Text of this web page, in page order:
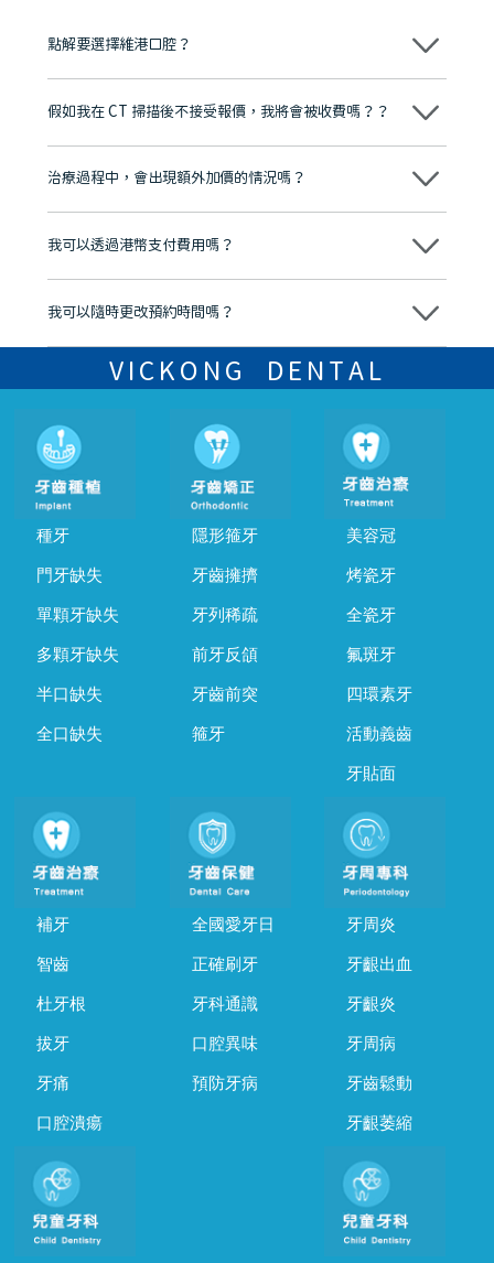
點解要選擇維港口腔？
維港口腔踐行「醫道濟世」的大學校訓，各分院匯聚來自香港、內地的
牌」、「2025香港企業領袖品牌」，是諾貝爾種植系統全球放心植牙中
至今已服務超過三十個國家和地區的顧客，受到粵港澳大灣區及周邊城
市市民極高的口碑評價及信任推薦 珠海、深圳設有八大分院，香港亦設
有咨詢及服務保障中心，有任何問題都可以隨時預約免費咨詢，讓人十
假如我在 CT 掃描後不接受報價，我將會被收費嗎？？
不會！只要未開始實際服務之前，你不會被收取任何費用。
治療過程中，會出現額外加價的情況嗎？
不會，治療前我們會詳細說明治療方案及對應的價錢，顧客同意並簽字
我可以透過港幣支付費用嗎？
可以。維港口腔會按照當日匯率轉算收取費用，而匯率會及時告知客人
我可以隨時更改預約時間嗎？
可以，請盡早通過wechat或whatsapp聯絡我們，告知我們你原本預約
的時間及資料，並且重新預約的日期及時段
VICKONG DENTAL
種牙
門牙缺失
單顆牙缺失
多顆牙缺失
半口缺失
全口缺失
隱形箍牙
牙齒擁擠
牙列稀疏
前牙反頜
牙齒前突
箍牙
美容冠
烤瓷牙
全瓷牙
氟斑牙
四環素牙
活動義齒
牙貼面
補牙
智齒
杜牙根
拔牙
牙痛
口腔潰瘍
全國愛牙日
正確刷牙
牙科通識
口腔異味
預防牙病
牙周炎
牙齦出血
牙齦炎
牙周病
牙齒鬆動
牙齦萎縮